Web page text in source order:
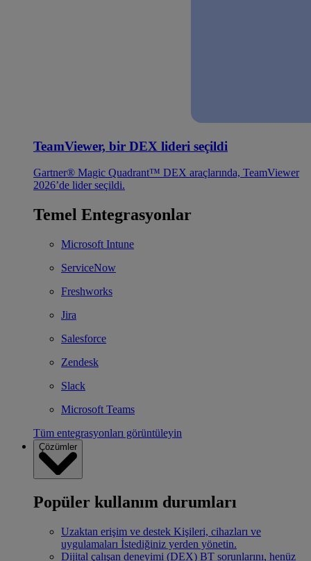
TeamViewer, bir DEX lideri seçildi
Gartner® Magic Quadrant™ DEX araçlarında, TeamViewer
2026’de lider seçildi.
Temel Entegrasyonlar
Microsoft Intune
ServiceNow
Freshworks
Jira
Salesforce
Zendesk
Slack
Microsoft Teams
Tüm entegrasyonları görüntüleyin
Çözümler
Popüler kullanım durumları
Uzaktan erişim ve destek Kişileri, cihazları ve
uygulamaları İstediğiniz yerden yönetin.
Dijital çalışan deneyimi (DEX) BT sorunlarını, henüz